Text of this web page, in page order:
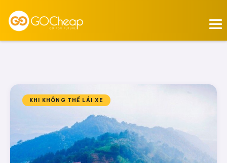
KHI KHÔNG THỂ LÁI XE